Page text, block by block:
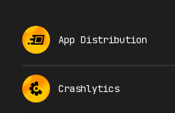
App Distribution
Crashlytics